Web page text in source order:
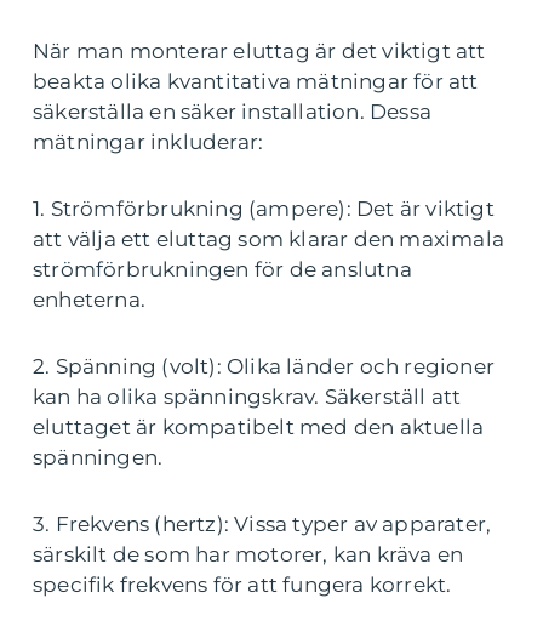
När man monterar eluttag är det viktigt att
beakta olika kvantitativa mätningar för att
säkerställa en säker installation. Dessa
mätningar inkluderar:
1. Strömförbrukning (ampere): Det är viktigt
att välja ett eluttag som klarar den maximala
strömförbrukningen för de anslutna
enheterna.
2. Spänning (volt): Olika länder och regioner
kan ha olika spänningskrav. Säkerställ att
eluttaget är kompatibelt med den aktuella
spänningen.
3. Frekvens (hertz): Vissa typer av apparater,
särskilt de som har motorer, kan kräva en
specifik frekvens för att fungera korrekt.